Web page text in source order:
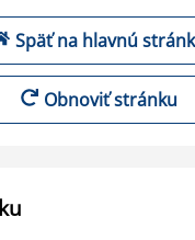
Späť na hlavnú
Obnoviť stránku